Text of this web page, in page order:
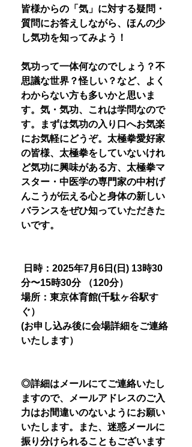
皆様からの「気」に対する疑問・
質問にお答えしながら、ほんの少
し気功を知ってみよう！
気功って一体何なのでしょう？不
思議な世界？怪しい？など、よく
わからない方も多いかと思いま
す。気・気功、これは学問なので
す。まずは気功の入り口へお気楽
にお気軽にどうぞ。太極拳愛好家
の皆様、太極拳をしていないけれ
ど気功に興味がある方、太極拳マ
スター・中医学の専門家の中村げ
んこうが伝える心と身体の新しい
バランスをぜひ知っていただきた
いです。
日時：2025年7月6日(日) 13時30
分〜15時30分 （120分）
場所：東京体育館(千駄ヶ谷駅す
ぐ）
(お申し込み後に会場詳細をご連絡
いたします）
◎詳細はメールにてご連絡いたし
ますので、メールアドレスのご入
力はお間違いのないようにお願い
いたします。また、迷惑メールに
振り分けられることもございます